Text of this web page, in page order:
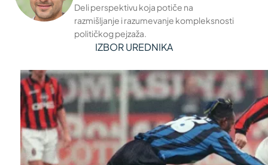
Deli perspektivu koja potiče na
razmišljanje i razumevanje kompleksnosti
političkog pejzaža.
IZBOR UREDNIKA